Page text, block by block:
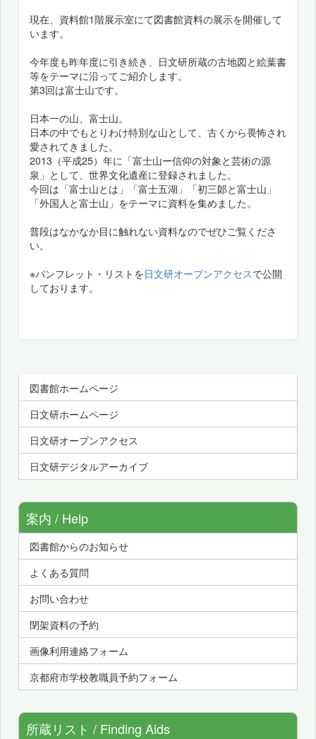
現在、資料館1階展示室にて図書館資料の展示を開催して
います。
今年度も昨年度に引き続き、日文研所蔵の古地図と絵葉書
等をテーマに沿ってご紹介します。
第3回は富士山です。
日本一の山、富士山。
日本の中でもとりわけ特別な山として、古くから畏怖され
愛されてきました。
2013（平成25）年に「富士山ー信仰の対象と芸術の源
泉」として、世界文化遺産に登録されました。
今回は「富士山とは」「富士五湖」「初三郞と富士山」
「外国人と富士山」をテーマに資料を集めました。
普段はなかなか目に触れない資料なのでぜひご覧くださ
い。
※パンフレット・リストを日文研オープンアクセスで公開
しております。
図書館ホームページ
日文研ホームページ
日文研オープンアクセス
日文研デジタルアーカイブ
案内 / Help
図書館からのお知らせ
よくある質問
お問い合わせ
閉架資料の予約
画像利用連絡フォーム
京都府市学校教職員予約フォーム
所蔵リスト / Finding Aids